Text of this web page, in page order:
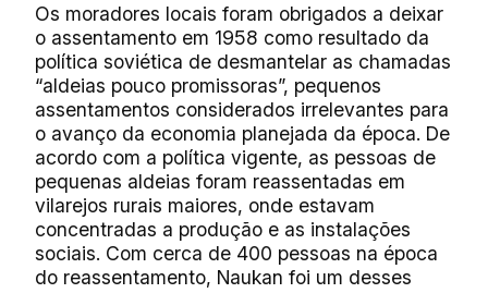
Os moradores locais foram obrigados a deixar
o assentamento em 1958 como resultado da
política soviética de desmantelar as chamadas
“aldeias pouco promissoras”, pequenos
assentamentos considerados irrelevantes para
o avanço da economia planejada da época. De
acordo com a política vigente, as pessoas de
pequenas aldeias foram reassentadas em
vilarejos rurais maiores, onde estavam
concentradas a produção e as instalações
sociais. Com cerca de 400 pessoas na época
do reassentamento, Naukan foi um desses